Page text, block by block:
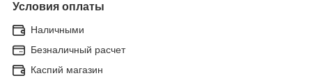
Условия оплаты
Наличными
Безналичный расчет
Каспий магазин